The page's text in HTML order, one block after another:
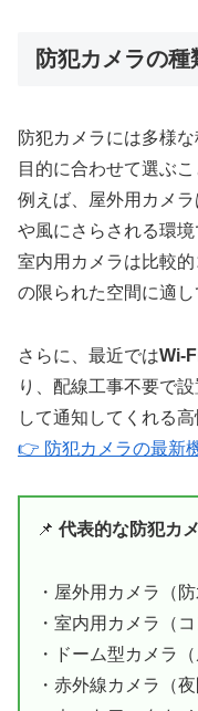
防犯カメラの種
防犯カメラには多様
目的に合わせて選ぶこ
例えば、屋外用カメラ
や風にさらされる環
室内用カメラは比較
の限られた空間に適し
さらに、最近ではWi-
り、配線工事不要で
して通知してくれる
👉 防犯カメラの最新
📌 代表的な防犯カ
・屋外用カメラ（
・室内用カメラ（
・ドーム型カメラ
・赤外線カメラ（